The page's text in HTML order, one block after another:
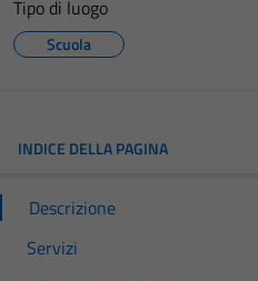
Tipo di luogo
Scuola
INDICE DELLA PAGINA
Descrizione
Servizi